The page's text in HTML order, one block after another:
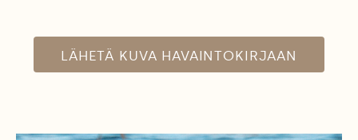
LÄHETÄ KUVA HAVAINTOKIRJAAN